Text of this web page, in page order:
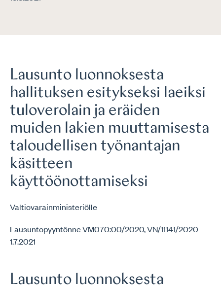
Lausunto luonnoksesta
hallituksen esitykseksi laeiksi
tuloverolain ja eräiden
muiden lakien muuttamisesta
taloudellisen työnantajan
käsitteen
käyttöönottamiseksi
Valtiovarainministeriölle
Lausuntopyyntönne VM070:00/2020, VN/11141/2020
1.7.2021
Lausunto luonnoksesta